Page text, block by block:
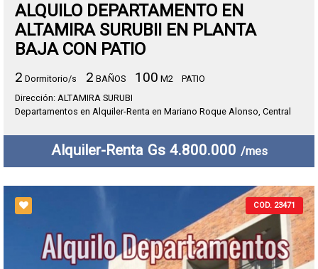
ALQUILO DEPARTAMENTO EN
ALTAMIRA SURUBII EN PLANTA
BAJA CON PATIO
2 Dormitorio/s 2 BAÑOS 100 M2
PATIO
Dirección: ALTAMIRA SURUBI
Departamentos en Alquiler-Renta en Mariano Roque Alonso, Central
Alquiler-Renta Gs 4.800.000 /mes
COD. 23471